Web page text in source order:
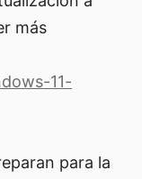
más
11-
para la